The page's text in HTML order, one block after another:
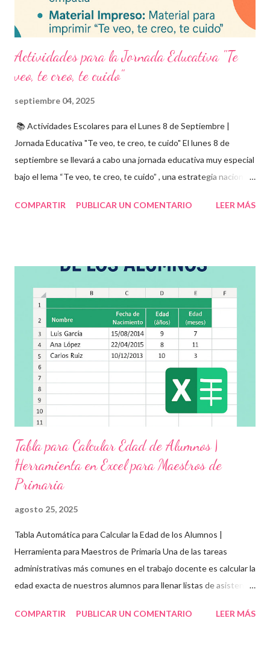
Actividades para la Jornada Educativa "Te
veo, te creo, te cuido"
septiembre 04, 2025
📚 Actividades Escolares para el Lunes 8 de Septiembre |
Jornada Educativa "Te veo, te creo, te cuido" El lunes 8 de
septiembre se llevará a cabo una jornada educativa muy especial
bajo el lema “Te veo, te creo, te cuido” , una estrategia nacional
infantil , y promover la convivencia escolar armónica . Desde el
actividades educativas que podrás aplicar fácilmente en tu
grupo, desde preescolar hasta sexto grado de primaria. 🧠
Objetivos clave de la jornada Promover entornos seguros y
afectivos dentro de la comunidad escolar Sensibilizar sobre el
maltrato, acoso escolar y abuso infantil Desarrollar habilidades
como la empatía, la comunicación y el autocuidado Aplicar ...
COMPARTIR PUBLICAR UN COMENTARIO LEER MÁS
Tabla para Calcular Edad de Alumnos |
Herramienta en Excel para Maestros de
Primaria
agosto 25, 2025
Tabla Automática para Calcular la Edad de los Alumnos |
Herramienta para Maestros de Primaria Una de las tareas
administrativas más comunes en el trabajo docente es calcular la
edad exacta de nuestros alumnos para llenar listas de asistencia
ayudarte con esta tarea, te compartimos una tabla automática
COMPARTIR PUBLICAR UN COMENTARIO LEER MÁS